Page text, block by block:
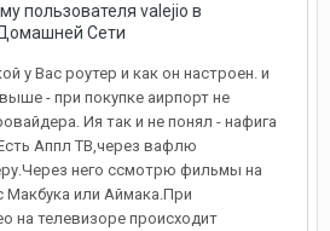
пользователя valejio в
Сети
у Вас роутер и как он настроен. и
- при покупке аирпорт не
Ия так и не понял - нафига
Аппл ТВ,через вафлю
него ссмотрю фильмы на
или Аймака.При
на телевизоре происходит